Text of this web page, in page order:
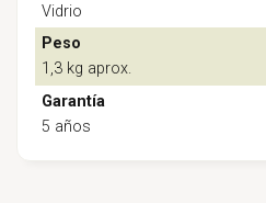
Vidrio
Peso
1,3 kg aprox.
Garantía
5 años